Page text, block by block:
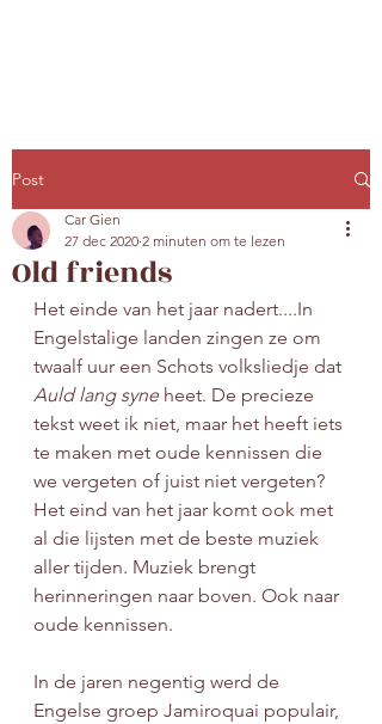
Post
Old friends
Car Gien
27 dec 2020 2 minuten om te lezen
Het einde van het jaar nadert....In
Engelstalige landen zingen ze om
twaalf uur een Schots volksliedje dat
Auld lang syne heet. De precieze
tekst weet ik niet, maar het heeft iets
te maken met oude kennissen die
we vergeten of juist niet vergeten?
Het eind van het jaar komt ook met
al die lijsten met de beste muziek
aller tijden. Muziek brengt
herinneringen naar boven. Ook naar
oude kennissen.
In de jaren negentig werd de
Engelse groep Jamiroquai populair,